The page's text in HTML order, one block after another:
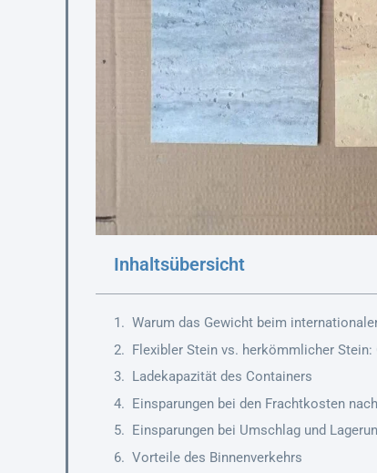
Inhaltsübersicht
Warum das Gewicht beim
Flexibler Stein vs. herkömmlicher
Ladekapazität des Containers
Einsparungen bei den Frachtkosten
Einsparungen bei Umschlag und
Vorteile des Binnenverkehrs